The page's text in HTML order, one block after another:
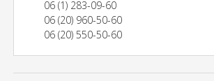
06 (1) 283-09-60
06 (20) 960-50-60
06 (20) 550-50-60